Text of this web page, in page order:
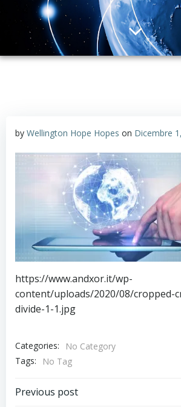
by Wellington Hope Hopes on Dicembre
https://www.andxor.it/wp-
content/uploads/2020/08/cropped-
divide-1-1.jpg
Categories:
No Category
Tags:
No Tag
Post
Previous post